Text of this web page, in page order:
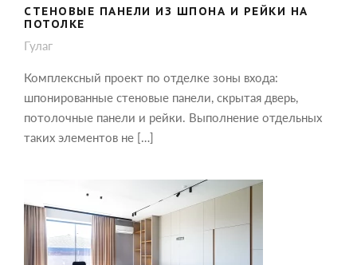
СТЕНОВЫЕ ПАНЕЛИ ИЗ ШПОНА И РЕЙКИ НА
ПОТОЛКЕ
Гулаг
Комплексный проект по отделке зоны входа:
шпонированные стеновые панели, скрытая дверь,
потолочные панели и рейки. Выполнение отдельных
таких элементов не […]